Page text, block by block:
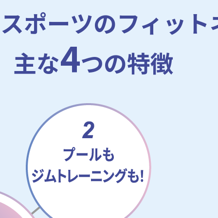
ポーツのフィッ
主な4つの特徴